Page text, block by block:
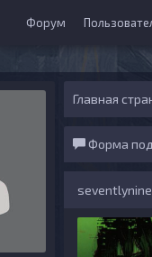
Форум
Главная
Форма
seventlynine